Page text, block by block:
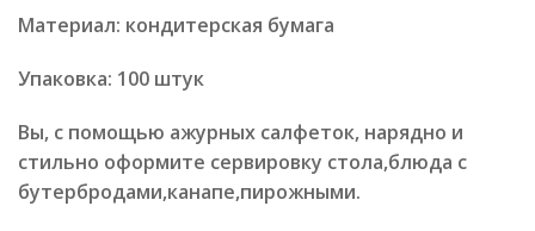
Материал: кондитерская бумага
Упаковка: 100 штук
Вы, с помощью ажурных салфеток, нарядно и
стильно оформите сервировку стола,блюда с
бутербродами,канапе,пирожными.